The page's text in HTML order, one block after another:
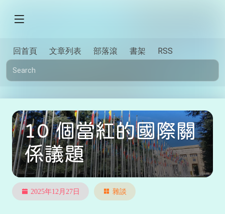
回首頁 文章列表 部落滾 書架 RSS
10 個當紅的國際關
係議題
2025年12月27日 雜談